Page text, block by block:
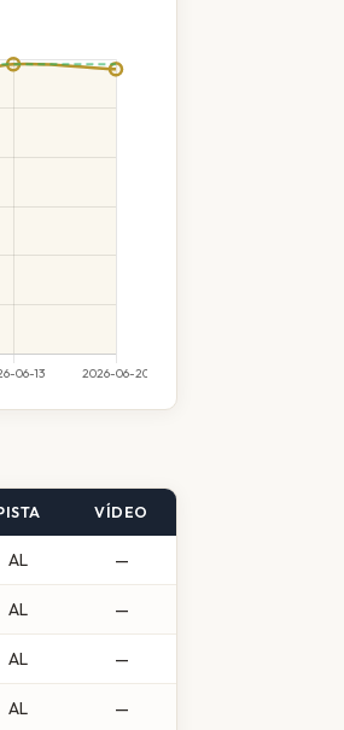
VÍDEO
AL —
AL —
AL —
AL —